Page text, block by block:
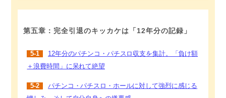
第五章：完全引退のキッカケは「12年分の記録」
5-1
12年分のパチンコ・パチスロ収支を集計。「負け額
＋浪費時間」に呆れて絶望
5-2
パチンコ・パチスロ・ホールに対して強烈に感じる